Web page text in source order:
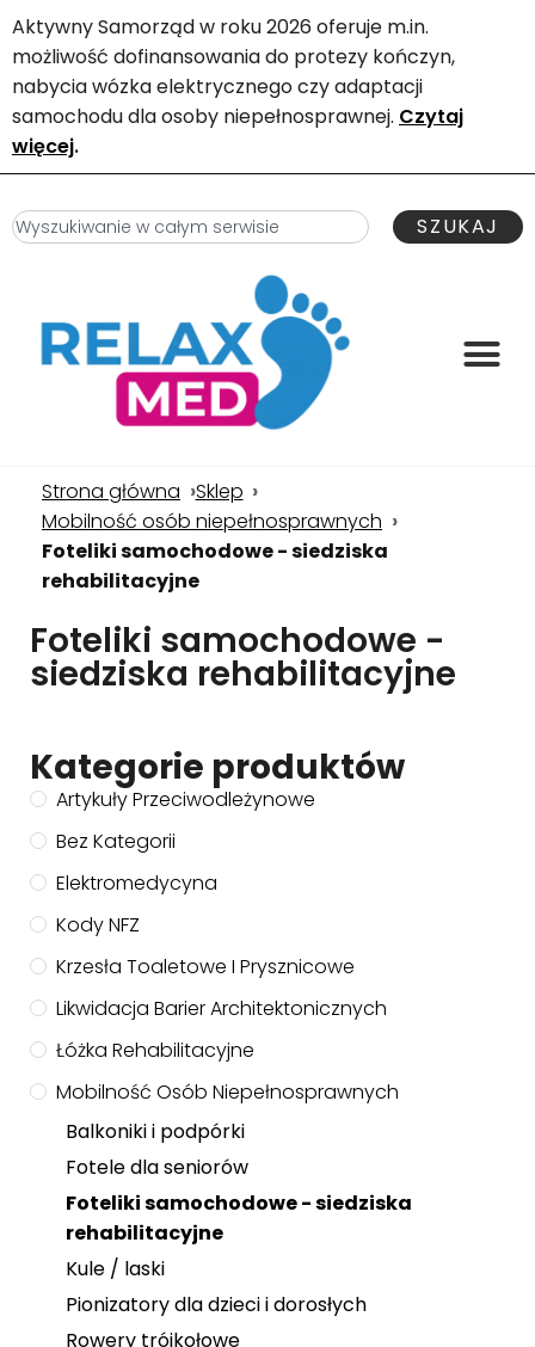
Aktywny Samorząd w roku 2026 oferuje m.in.
możliwość dofinansowania do protezy kończyn,
nabycia wózka elektrycznego czy adaptacji
samochodu dla osoby niepełnosprawnej. Czytaj
więcej.
SZUKAJ
Strona główna Sklep
Mobilność osób niepełnosprawnych
Foteliki samochodowe - siedziska
rehabilitacyjne
Foteliki samochodowe -
siedziska rehabilitacyjne
Kategorie produktów
Artykuły Przeciwodleżynowe
Bez Kategorii
Elektromedycyna
Kody NFZ
Krzesła Toaletowe I Prysznicowe
Likwidacja Barier Architektonicznych
Łóżka Rehabilitacyjne
Mobilność Osób Niepełnosprawnych
Balkoniki i podpórki
Fotele dla seniorów
Foteliki samochodowe - siedziska
rehabilitacyjne
Kule / laski
Pionizatory dla dzieci i dorosłych
Rowery trójkołowe